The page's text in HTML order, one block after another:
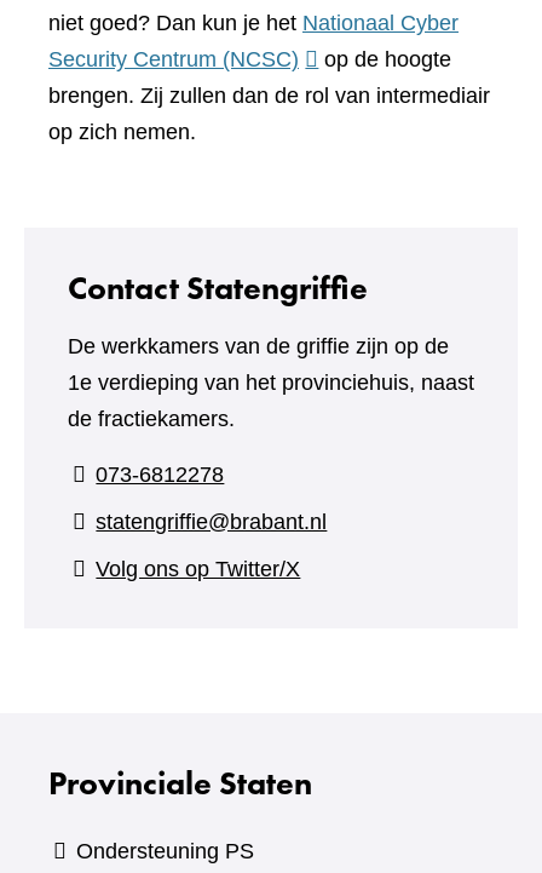
niet goed? Dan kun je het Nationaal Cyber
Security Centrum (NCSC) (verwijst
naar
op de hoogte
brengen. Zij zullen dan de rol van intermediair
op zich nemen.
Contact Statengriffie
De werkkamers van de griffie zijn op de
1e verdieping van het provinciehuis, naast
de fractiekamers.
073-6812278
statengriffie@brabant.nl
Volg ons op Twitter/X
Provinciale Staten
Ondersteuning PS